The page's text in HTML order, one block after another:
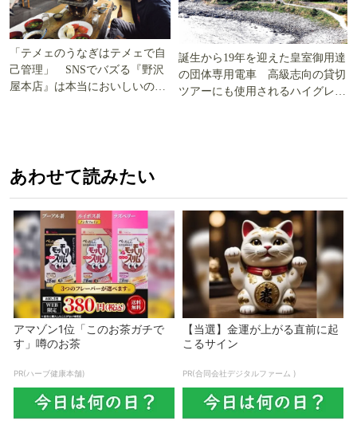
「テメェのうなぎはテメェで自
己管理」 SNSでバズる『野沢
屋本店』は本当においしいの
誕生から19年を迎えた皇室御用達
の団体専用電車 高級志向の貸切
ツアーにも使用されるハイグレー
あわせて読みたい
アマゾン1位「このお茶ガチで
す」噂のお茶
PR(ハーブ健康本舗)
【当選】金運が上がる直前に起
こるサイン
PR(合同会社デジタルファーム )